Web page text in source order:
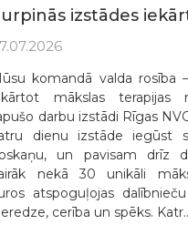
izstādes
komandā valda rosība
mākslas terapijas
darbu izstādi Rīgas
dienu izstāde iegūst
un pavisam drīz
nekā 30 unikāli
atspoguļojas
cerība un spēks.